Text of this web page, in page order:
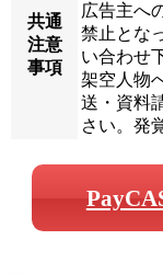
共通
注意
事項
広告主へ
禁止とな
い合わせ
架空人物
送・資料
さい。発